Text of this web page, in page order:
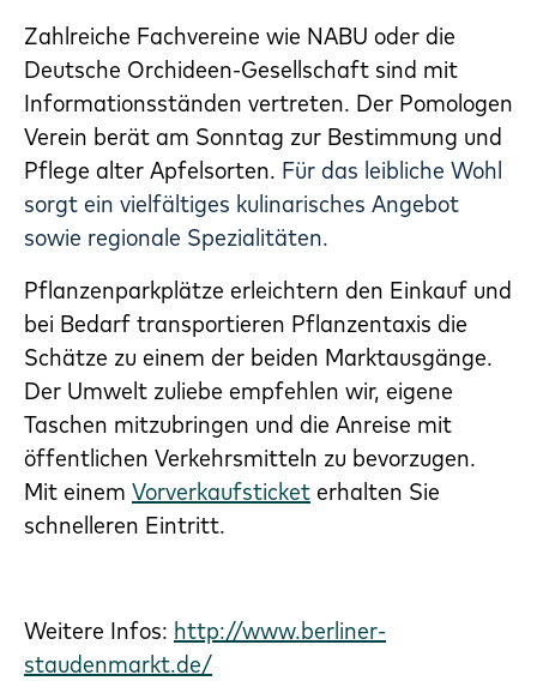
Zahlreiche Fachvereine wie NABU oder die
Deutsche Orchideen-Gesellschaft sind mit
Informationsständen vertreten. Der Pomologen
Verein berät am Sonntag zur Bestimmung und
Pflege alter Apfelsorten. Für das leibliche Wohl
sorgt ein vielfältiges kulinarisches Angebot
sowie regionale Spezialitäten.
Pflanzenparkplätze erleichtern den Einkauf und
bei Bedarf transportieren Pflanzentaxis die
Schätze zu einem der beiden Marktausgänge.
Der Umwelt zuliebe empfehlen wir, eigene
Taschen mitzubringen und die Anreise mit
öffentlichen Verkehrsmitteln zu bevorzugen.
Mit einem Vorverkaufsticket erhalten Sie
schnelleren Eintritt.
Weitere Infos: http://www.berliner-
staudenmarkt.de/